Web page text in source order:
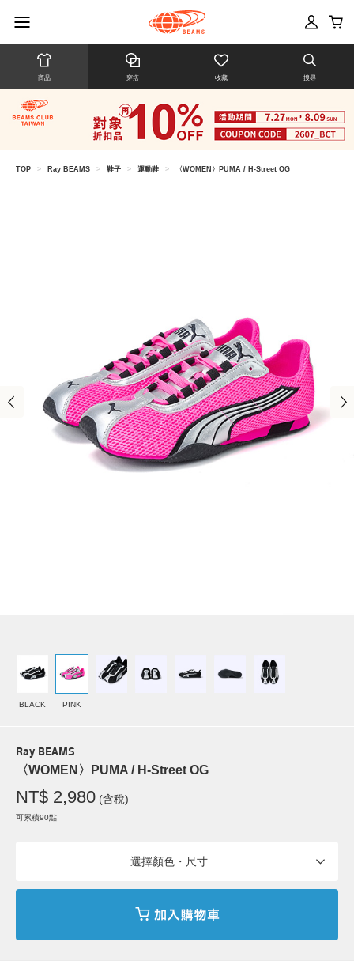
商品 穿搭 收藏 搜尋
TOP > Ray BEAMS > 鞋子 > 運動鞋 > 〈WOMEN〉PUMA / H-Street OG
BLACK PINK
Ray BEAMS
〈WOMEN〉PUMA / H-Street OG
NT$ 2,980 (含稅)
可累積90點
選擇顏色・尺寸